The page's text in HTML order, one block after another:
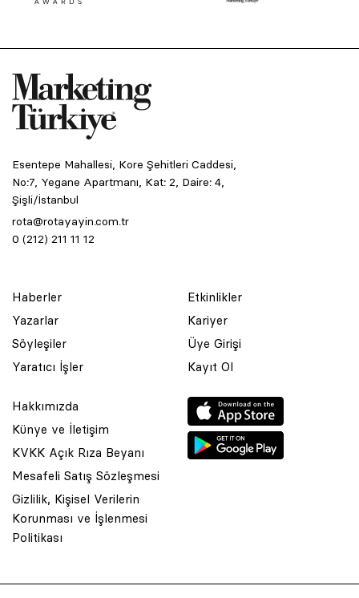
Esentepe Mahallesi, Kore Şehitleri Caddesi,
No:7, Yegane Apartmanı, Kat: 2, Daire: 4,
Şişli/İstanbul
rota@rotayayin.com.tr
0 (212) 211 11 12
Haberler
Yazarlar
Söyleşiler
Yaratıcı İşler
Etkinlikler
Kariyer
Üye Girişi
Kayıt Ol
Hakkımızda
Künye ve İletişim
KVKK Açık Rıza Beyanı
Mesafeli Satış Sözleşmesi
Gizlilik, Kişisel Verilerin
Korunması ve İşlenmesi
Politikası
© 2001 Rota Yayın Yapım Tanıtım Tic. Ltd. Şti. Bu Sitede Bulunan
Asquared WordPress Agencytarafından tasarlanmış ve